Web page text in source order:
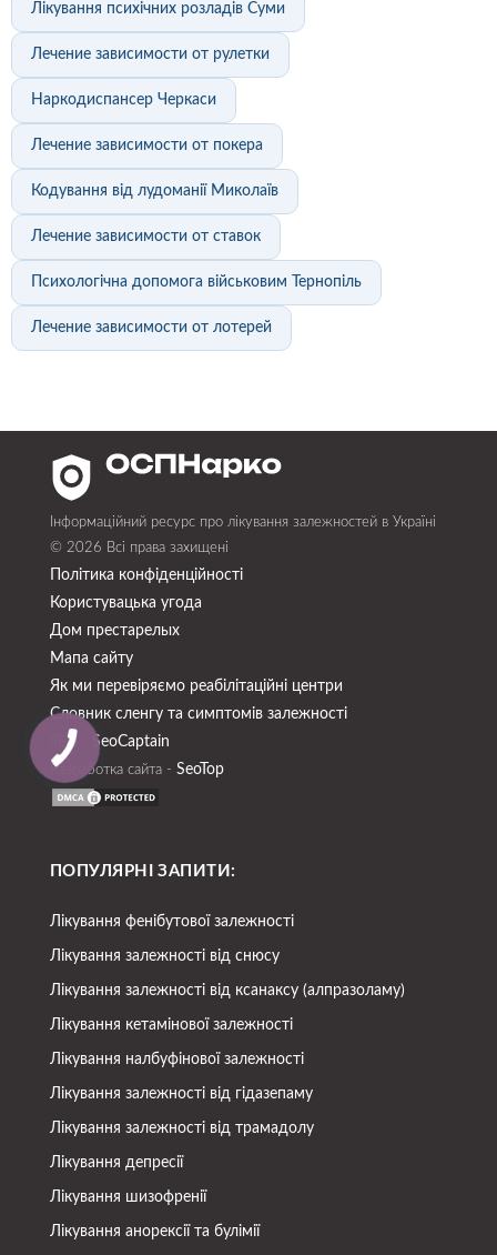
Лікування психічних розладів Суми
Лечение зависимости от рулетки
Наркодиспансер Черкаси
Лечение зависимости от покера
Кодування від лудоманії Миколаїв
Лечение зависимости от ставок
Психологічна допомога військовим Тернопіль
Лечение зависимости от лотерей
Інформаційний ресурс про лікування залежностей в Україні
© 2026 Всі права захищені
Політика конфіденційності
Користувацька угода
Дом престарелых
Мапа сайту
Як ми перевіряємо реабілітаційні центри
Словник сленгу та симптомів залежності
SEO - SeoСaptain
Разработка сайта - SeoTop
ПОПУЛЯРНІ ЗАПИТИ:
Лікування фенібутової залежності
Лікування залежності від снюсу
Лікування залежності від ксанаксу (алпразоламу)
Лікування кетамінової залежності
Лікування налбуфінової залежності
Лікування залежності від гідазепаму
Лікування залежності від трамадолу
Лікування депресії
Лікування шизофренії
Лікування анорексії та булімії